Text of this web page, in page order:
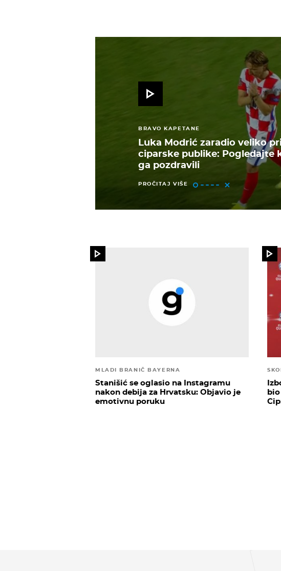
BRAVO KAPETANE
Luka Modrić zaradio veliko
ciparske publike: Pogledajte
ga pozdravili
PROČITAJ VIŠE
MLADI BRANIČ BAYERNA
Stanišić se oglasio na Instagramu
nakon debija za Hrvatsku: Objavio je
emotivnu poruku